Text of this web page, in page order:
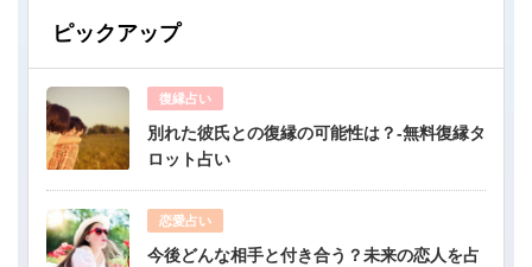
ピックアップ
復縁占い
別れた彼氏との復縁の可能性は？-無料復縁タ
ロット占い
恋愛占い
今後どんな相手と付き合う？未来の恋人を占